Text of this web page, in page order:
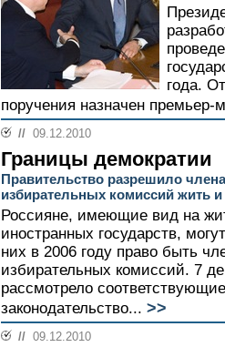
года.
поручения назначен
// 09.12.2010
Границы демократии
Правительство разрешило
избирательных комиссий жить
Россияне, имеющие вид на
иностранных государств,
них в 2006 году право быть
избирательных комиссий. 7
рассмотрело
законодательство... >>
// 09.12.2010